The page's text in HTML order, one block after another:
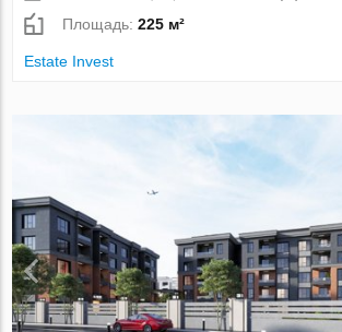
Площадь:225 м²
Estate Invest